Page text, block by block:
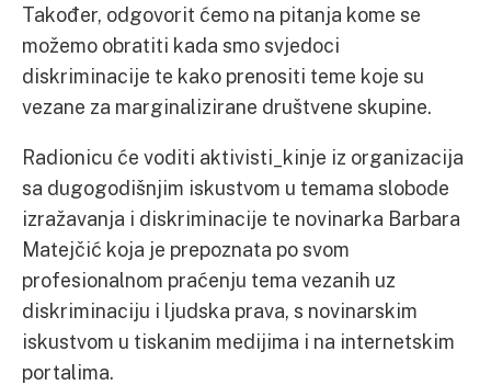
Također, odgovorit ćemo na pitanja kome se
možemo obratiti kada smo svjedoci
diskriminacije te kako prenositi teme koje su
vezane za marginalizirane društvene skupine.
Radionicu će voditi aktivisti_kinje iz organizacija
sa dugogodišnjim iskustvom u temama slobode
izražavanja i diskriminacije te novinarka Barbara
Matejčić koja je prepoznata po svom
profesionalnom praćenju tema vezanih uz
diskriminaciju i ljudska prava, s novinarskim
iskustvom u tiskanim medijima i na internetskim
portalima.